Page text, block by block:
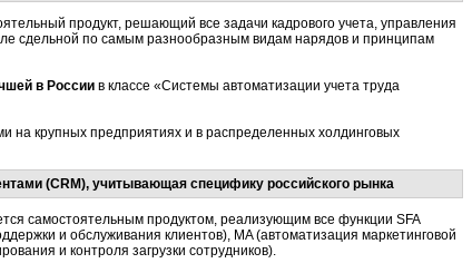
продукт, решающий все задачи кадрового учета, управления
сдельной по самым разнообразным видам нарядов и принципам
в России в классе «Системы автоматизации учета труда
на крупных предприятиях и в распределенных холдинговых
(CRM), учитывающая специфику российского рынка
самостоятельным продуктом, реализующим все функции SFA
и обслуживания клиентов), MA (автоматизация маркетинговой
и контроля загрузки сотрудников).